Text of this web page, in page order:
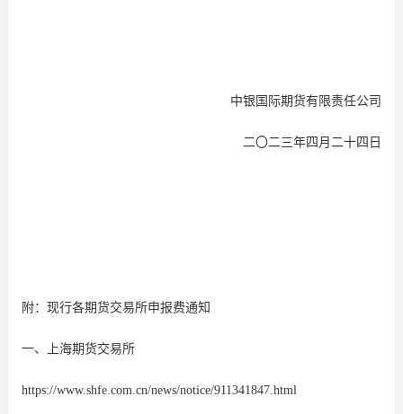
中银国际期货有限责任公司
二〇二三年四月二十四日
附：现行各期货交易所申报费通知
一、上海期货交易所
https://www.shfe.com.cn/news/notice/911341847.html